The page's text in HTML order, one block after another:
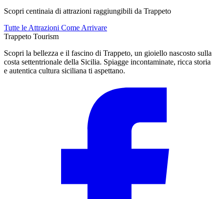
Scopri centinaia di attrazioni raggiungibili da Trappeto
Tutte le Attrazioni Come Arrivare
Trappeto Tourism
Scopri la bellezza e il fascino di Trappeto, un gioiello nascosto sulla
costa settentrionale della Sicilia. Spiagge incontaminate, ricca storia
e autentica cultura siciliana ti aspettano.